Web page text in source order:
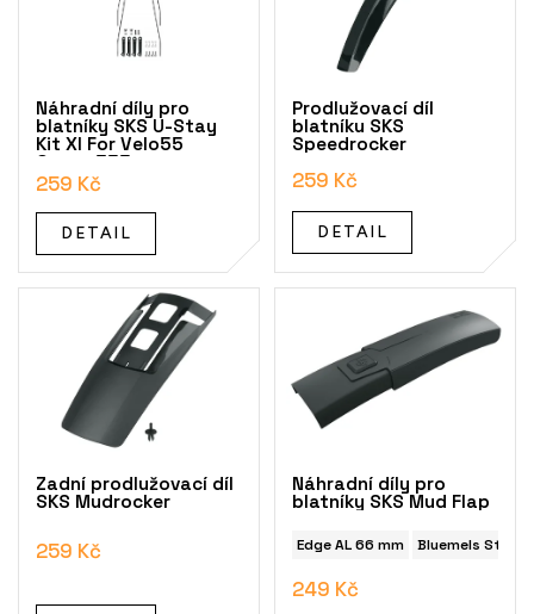
Náhradní díly pro
blatníky SKS U-Stay
Kit Xl For Velo55
Cross, 355mm
259 Kč
DETAIL
Prodlužovací díl
blatníku SKS
Speedrocker
259 Kč
DETAIL
Zadní prodlužovací díl
SKS Mudrocker
259 Kč
Náhradní díly pro
blatníky SKS Mud Flap
Edge AL 66 mm Bluemels Style
249 Kč